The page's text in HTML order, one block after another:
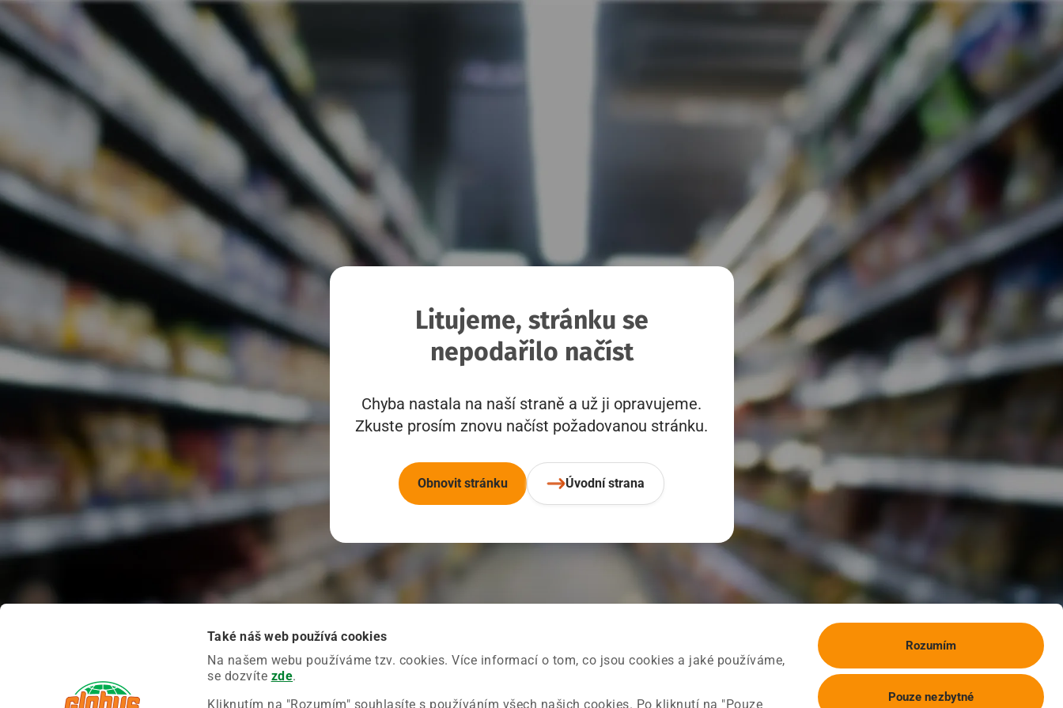
Také náš web používá cookies
Na našem webu používáme tzv. cookies. Více informací o tom, co jsou cookies a jaké používáme,
se dozvíte zde.
Kliknutím na "Rozumím" souhlasíte s používáním všech našich cookies. Po kliknutí na "Pouze
Rozumím
Pouze nezbytné
Litujeme, stránku se
nepodařilo načíst
Chyba nastala na naší straně a už ji opravujeme.
Zkuste prosím znovu načíst požadovanou stránku.
Obnovit stránku Úvodní strana